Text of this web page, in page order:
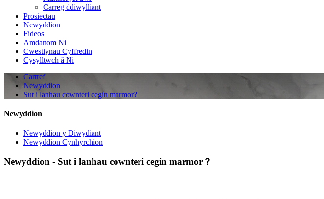
Carreg ddiwylliant
Prosiectau
Newyddion
Fideos
Amdanom Ni
Cwestiynau Cyffredin
Cysylltwch â Ni
Cartref
Newyddion
Sut i lanhau cownteri cegin marmor?
Newyddion
Newyddion y Diwydiant
Newyddion Cynhyrchion
Newyddion - Sut i lanhau cownteri cegin marmor？